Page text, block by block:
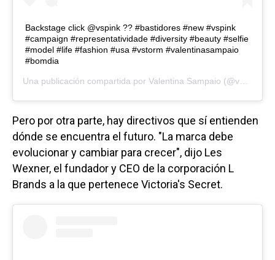
Backstage click @vspink ?? #bastidores #new #vspink
#campaign #representatividade #diversity #beauty #selfie
#model #life #fashion #usa #vstorm #valentinasampaio
#bomdia
Una publicación compartida por Valentina Sampaio (@valentts) el
Pero por otra parte, hay directivos que sí entienden
dónde se encuentra el futuro. "La marca debe
evolucionar y cambiar para crecer", dijo Les
Wexner, el fundador y CEO de la corporación L
Brands a la que pertenece Victoria's Secret.